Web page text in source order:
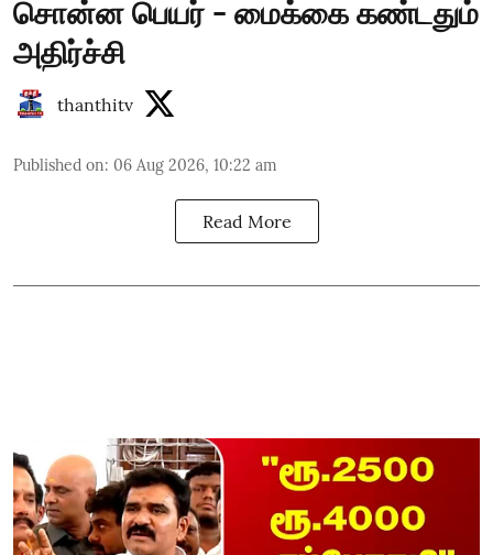
சொன்ன பெயர் - மைக்கை கண்டதும்
அதிர்ச்சி
thanthitv
Published on: 06 Aug 2026, 10:22 am
Read More